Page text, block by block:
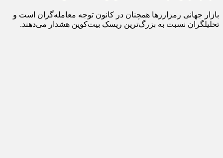
بازار جهانی رمزارزها همچنان در کانون توجه معامله‌گران است و
تحلیلگران نسبت به بزرگ‌ترین ریسک بیت‌کوین هشدار می‌دهند.